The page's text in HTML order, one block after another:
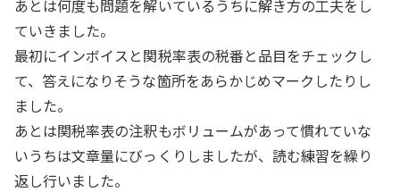
あとは何度も問題を解いているうちに解き方の工夫をし
ていきました。
最初にインボイスと関税率表の税番と品目をチェックし
て、答えになりそうな箇所をあらかじめマークしたりし
ました。
あとは関税率表の注釈もボリュームがあって慣れていな
いうちは文章量にびっくりしましたが、読む練習を繰り
返し行いました。